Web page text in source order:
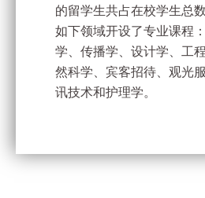
的留学生共占在校学生总
如下领域开设了专业课程
学、传播学、设计学、工
然科学、宾客招待、观光
讯技术和护理学。